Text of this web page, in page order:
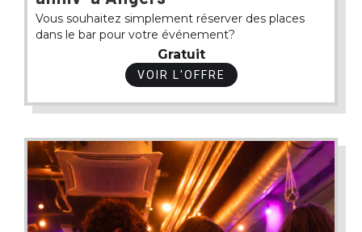
Vous souhaitez simplement réserver des places
dans le bar pour votre événement?
Gratuit
VOIR L'OFFRE